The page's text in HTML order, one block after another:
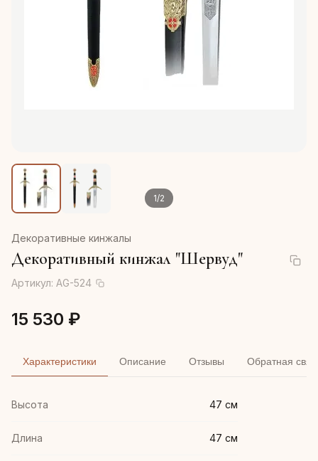
1/2
Декоративные кинжалы
Декоративный кинжал "Шервуд"
Артикул: AG-524
15 530 ₽
Характеристики Описание Отзывы Обратная
Высота 47 см
Длина 47 см